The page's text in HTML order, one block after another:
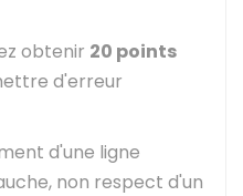
obtenir 20 points
d'erreur
d'une ligne
non respect d'un